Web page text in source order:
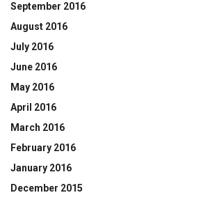
September 2016
August 2016
July 2016
June 2016
May 2016
April 2016
March 2016
February 2016
January 2016
December 2015